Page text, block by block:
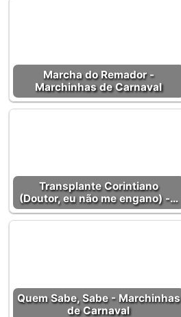
Marcha do Remador -
Marchinhas de Carnaval
Transplante Corintiano
(Doutor, eu não me engano) -…
Quem Sabe, Sabe - Marchinhas
de Carnaval